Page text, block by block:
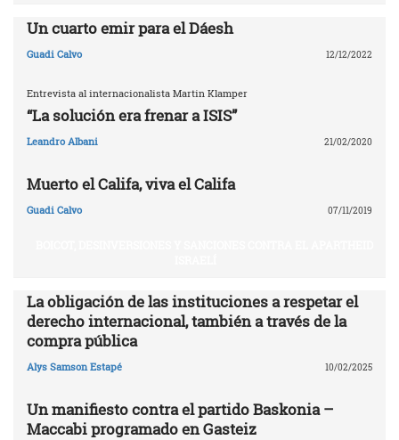
Un cuarto emir para el Dáesh
Guadi Calvo 12/12/2022
Entrevista al internacionalista Martin Klamper
“La solución era frenar a ISIS”
Leandro Albani 21/02/2020
Muerto el Califa, viva el Califa
Guadi Calvo 07/11/2019
La obligación de las instituciones a respetar el
derecho internacional, también a través de la
compra pública
Alys Samson Estapé 10/02/2025
Un manifiesto contra el partido Baskonia –
Maccabi programado en Gasteiz